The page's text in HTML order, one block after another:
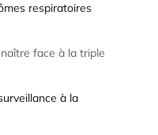
respiratoires
face à la triple
à la